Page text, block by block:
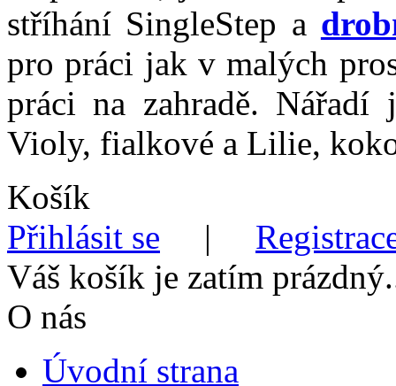
stříhání SingleStep a
pro práci jak v malých
práci na zahradě.
Violy, fialkové a Lilie,
Košík
Přihlásit se |
Váš košík je zatím
O nás
Úvodní strana